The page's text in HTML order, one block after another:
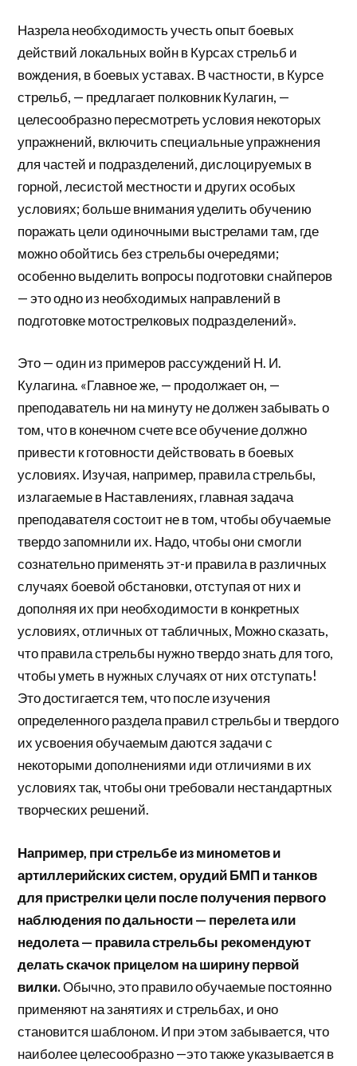
Назрела необходимость учесть опыт боевых
действий локальных войн в Курсах стрельб и
вождения, в боевых уставах. В частности, в Курсе
стрельб, — предлагает полковник Кулагин, —
целесообразно пересмотреть условия некоторых
упражнений, включить специальные упражнения
для частей и подразделений, дислоцируемых в
горной, лесистой местности и других особых
условиях; больше внимания уделить обучению
поражать цели одиночными выстрелами там, где
можно обойтись без стрельбы очередями;
особенно выделить вопросы подготовки снайперов
— это одно из необходимых направлений в
подготовке мотострелковых подразделений».
Это — один из примеров рассуждений Н. И.
Кулагина. «Главное же, — продолжает он, —
преподаватель ни на минуту не должен забывать о
том, что в конечном счете все обучение должно
привести к готовности действовать в боевых
условиях. Изучая, например, правила стрельбы,
излагаемые в Наставлениях, главная задача
преподавателя состоит не в том, чтобы обучаемые
твердо запомнили их. Надо, чтобы они смогли
сознательно применять эт-и правила в различных
случаях боевой обстановки, отступая от них и
дополняя их при необходимости в конкретных
условиях, отличных от табличных, Можно сказать,
что правила стрельбы нужно твердо знать для того,
чтобы уметь в нужных случаях от них отступать!
Это достигается тем, что после изучения
определенного раздела правил стрельбы и твердого
их усвоения обучаемым даются задачи с
некоторыми дополнениями иди отличиями в их
условиях так, чтобы они требовали нестандартных
творческих решений.
Например, при стрельбе из минометов и
артиллерийских систем, орудий БМП и танков
для пристрелки цели после получения первого
наблюдения по дальности — перелета или
недолета — правила стрельбы рекомендуют
делать скачок прицелом на ширину первой
вилки.Обычно, это правило обучаемые постоянно
применяют на занятиях и стрельбах, и оно
становится шаблоном. И при этом забывается, что
наиболее целесообразно —это также указывается в